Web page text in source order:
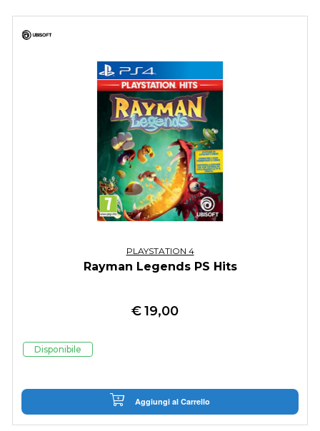
PLAYSTATION 4
Rayman Legends PS Hits
€19,00
Disponibile
Aggiungi al Carrello